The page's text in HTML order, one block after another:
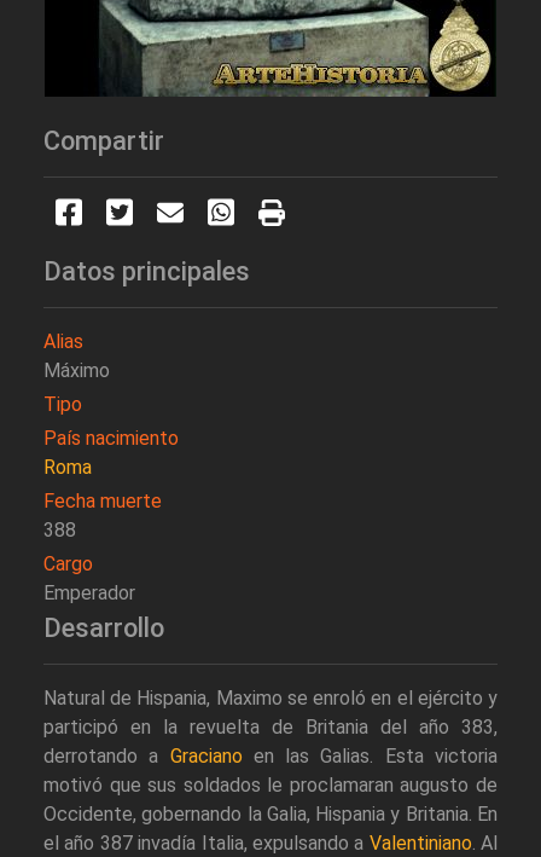
Compartir
Datos principales
Alias
Máximo
Tipo
País nacimiento
Roma
Fecha muerte
388
Cargo
Emperador
Desarrollo
Natural de Hispania, Maximo se enroló en el ejército y
participó en la revuelta de Britania del año 383,
derrotando a Graciano en las Galias. Esta victoria
motivó que sus soldados le proclamaran augusto de
Occidente, gobernando la Galia, Hispania y Britania. En
el año 387 invadía Italia, expulsando a Valentiniano. Al